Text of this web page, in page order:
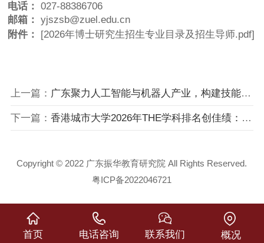
电话：
027-88386706
邮箱：
yjszsb@zuel.edu.cn
附件：
[2026年博士研究生招生专业目录及招生导师.pdf]
上一篇： 广东聚力人工智能与机器人产业，构建技能人才评价新生态
下一篇： 香港城市大学2026年THE学科排名创佳绩：七科跻身全球百强，商业与经济学首登全港三甲
Copyright © 2022 广东振华教育研究院 All Rights Reserved.
粤ICP备2022046721
首页 电话咨询 联系我们 概况